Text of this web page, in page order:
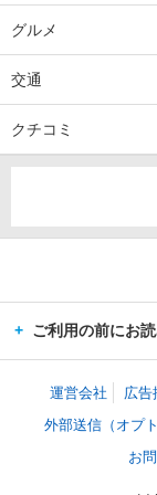
グルメ
交通
クチコミ
ご利用の前にお読
運営会社 広告
外部送信（オプト
お